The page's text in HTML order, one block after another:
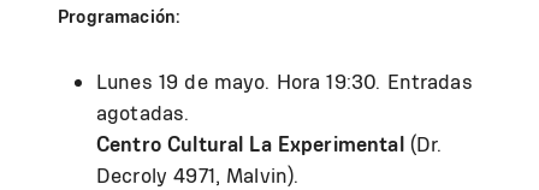
Programación:
Lunes 19 de mayo. Hora 19:30. Entradas
agotadas.
Centro Cultural La Experimental(Dr.
Decroly 4971, Malvin).